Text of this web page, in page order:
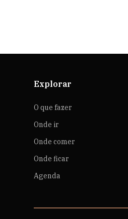
Explorar
O que fazer
Onde ir
Onde comer
Onde ficar
Agenda